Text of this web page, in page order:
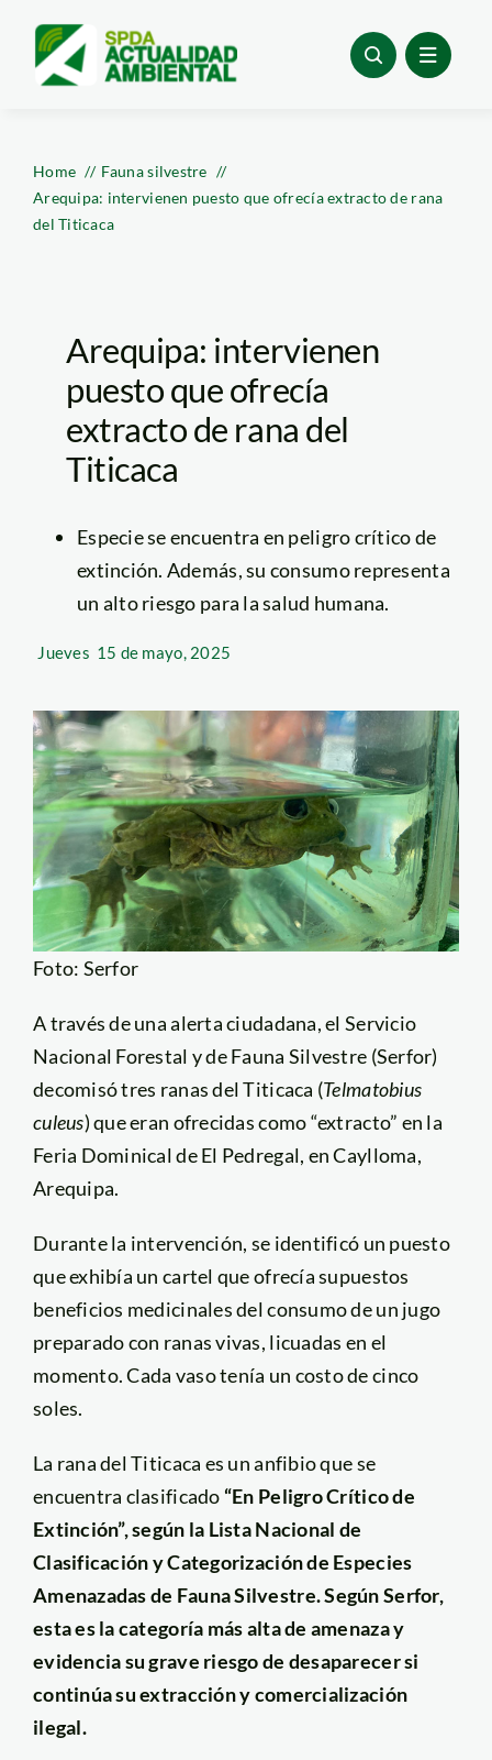
content
Home
Fauna silvestre
Arequipa: intervienen puesto que ofrecía extracto de rana
del Titicaca
Arequipa: intervienen
puesto que ofrecía
extracto de rana del
Titicaca
Especie se encuentra en peligro crítico de
extinción. Además, su consumo representa
un alto riesgo para la salud humana.
Jueves 15 de mayo, 2025
Foto: Serfor
A través de una alerta ciudadana, el Servicio
Nacional Forestal y de Fauna Silvestre (Serfor)
decomisó tres ranas del Titicaca (Telmatobius
culeus) que eran ofrecidas como “extracto” en la
Feria Dominical de El Pedregal, en Caylloma,
Arequipa.
Durante la intervención, se identificó un puesto
que exhibía un cartel que ofrecía supuestos
beneficios medicinales del consumo de un jugo
preparado con ranas vivas, licuadas en el
momento. Cada vaso tenía un costo de cinco
soles.
La rana del Titicaca es un anfibio que se
encuentra clasificado “En Peligro Crítico de
Extinción”, según la Lista Nacional de
Clasificación y Categorización de Especies
Amenazadas de Fauna Silvestre. Según Serfor,
esta es la categoría más alta de amenaza y
evidencia su grave riesgo de desaparecer si
continúa su extracción y comercialización
ilegal.